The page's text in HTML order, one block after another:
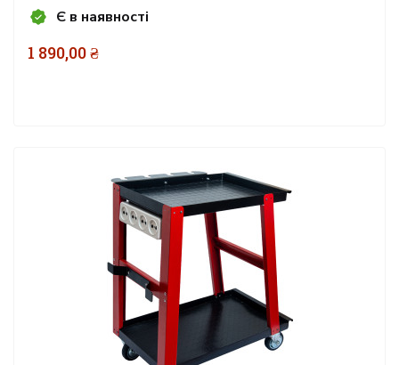
Є в наявності
1 890,00 ₴